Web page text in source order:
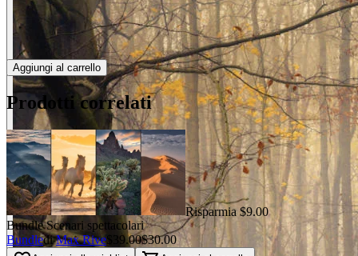
Aggiungi al carrello
Prodotti correlati
Risparmia $9.00
Bundle Scenari spettacolari
Bundledi Max Rive$39.00$30.00